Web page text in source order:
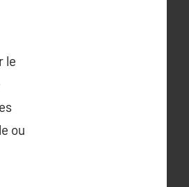
le
ou